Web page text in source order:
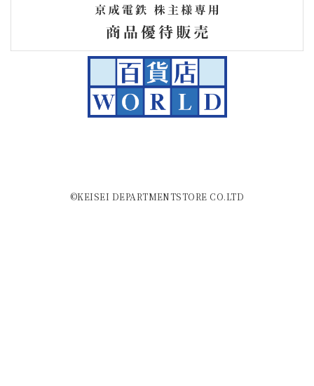
©KEISEI DEPARTMENTSTORE CO.LTD